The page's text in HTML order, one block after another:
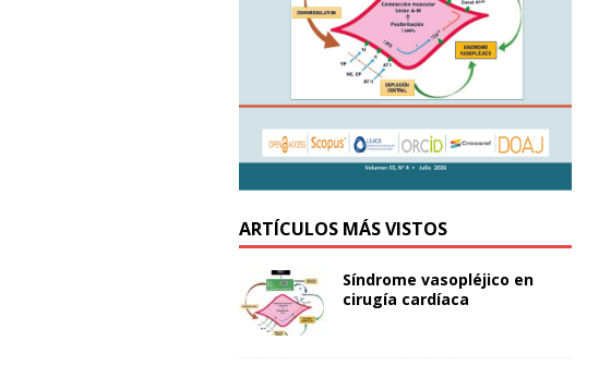
ARTÍCULOS MÁS VISTOS
Síndrome vasopléjico en
cirugía cardíaca